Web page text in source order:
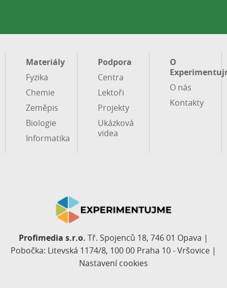
Materiály
Fyzika
Chemie
Zeměpis
Biologie
Informatika
Podpora
Centra
Lektoři
Projekty
Ukázková
videa
O
O nás
Kontakty
Profimedia s.r.o. Tř. Spojenců 18, 746 01 Opava |
Pobočka: Litevská 1174/8, 100 00 Praha 10 - Vršovice |
Nastavení cookies